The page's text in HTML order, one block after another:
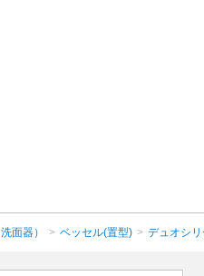
面器） > ベッセル(置型) > デュオシ